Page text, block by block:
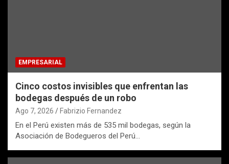
EMPRESARIAL
Cinco costos invisibles que enfrentan las
bodegas después de un robo
Ago 7, 2026 Fabrizio Fernandez
En el Perú existen más de 535 mil bodegas, según la
Asociación de Bodegueros del Perú…